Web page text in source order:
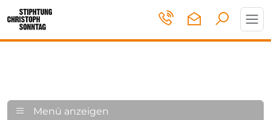
Menü anzeigen